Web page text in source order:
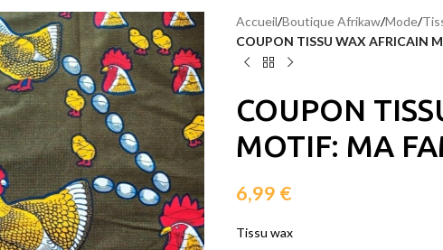
Accueil/Boutique Afrikaw/Mode/
COUPON TISSU WAX AFRICAIN
COUPON
MOTIF: MA
6,99 €
Tissu wax